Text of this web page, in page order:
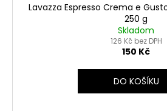
Lavazza Espresso Crema e
250 g
Skladom
126 Kč bez DPH
150 Kč
DO KOŠÍKU